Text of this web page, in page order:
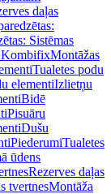
daļas
Sistēmas
KombifixMontāžas
Tualetes podu
elementiIzlietņu
Bidē
Pisuāru
Dušu
PiederumiTualetes
ūdens
Rezerves daļas
tvertnesMontāža